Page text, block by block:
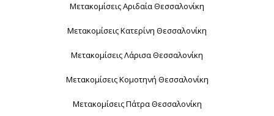
Μετακομίσεις Αριδαία Θεσσαλονίκη
Μετακομίσεις Κατερίνη Θεσσαλονίκη
Μετακομίσεις Λάρισα Θεσσαλονίκη
Μετακομίσεις Κομοτηνή Θεσσαλονίκη
Μετακομίσεις Πάτρα Θεσσαλονίκη